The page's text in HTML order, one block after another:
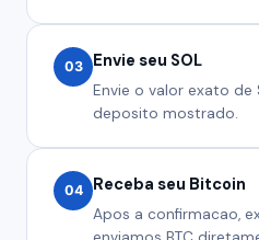
03 Envie seu SOL
Envie o valor exato de
deposito mostrado.
04 Receba seu Bitcoin
Apos a confirmacao,